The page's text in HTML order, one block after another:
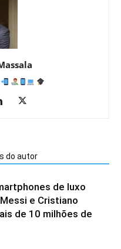
do autor
de luxo
e Cristiano
de 10 milhões de